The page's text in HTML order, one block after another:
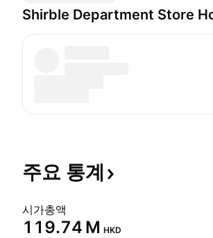
Shirble Department Store
주요 통계
시가총액
‪119.74 M‬ HKD